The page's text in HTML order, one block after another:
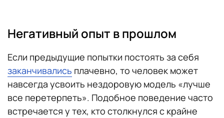
Негативный опыт в прошлом
Если предыдущие попытки постоять за себя
заканчивались плачевно, то человек может
навсегда усвоить нездоровую модель «лучше
все перетерпеть». Подобное поведение часто
встречается у тех, кто столкнулся с крайне